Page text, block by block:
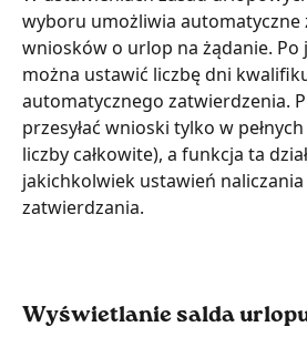
wyboru umożliwia automatyczne
wniosków o urlop na żądanie. Po
można ustawić liczbę dni
automatycznego zatwierdzenia.
przesyłać wnioski tylko w
liczby całkowite), a funkcja ta
jakichkolwiek ustawień
zatwierdzania.
Wyświetlanie salda